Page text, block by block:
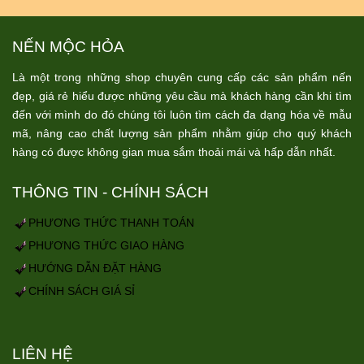
NẾN MỘC HỎA
Là một trong những shop chuyên cung cấp các sản phẩm nến
đẹp, giá rẻ hiểu được những yêu cầu mà khách hàng cần khi tìm
đến với mình do đó chúng tôi luôn tìm cách đa dạng hóa về mẫu
mã, nâng cao chất lượng sản phẩm nhằm giúp cho quý khách
hàng có được không gian mua sắm thoải mái và hấp dẫn nhất.
THÔNG TIN - CHÍNH SÁCH
PHƯƠNG THỨC THANH TOÁN
PHƯƠNG THỨC GIAO HÀNG
HƯỚNG DẪN ĐẶT HÀNG
CHÍNH SÁCH GIÁ SỈ
LIÊN HỆ